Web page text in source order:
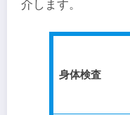
介します。
身体検査